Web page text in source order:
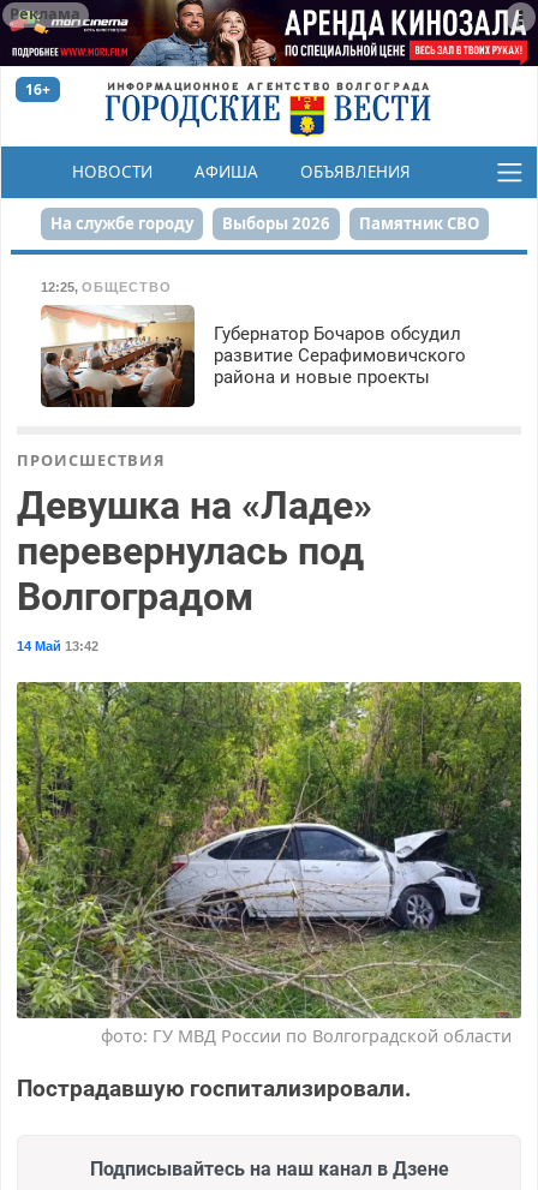
Реклама
16+
НОВОСТИ АФИША ОБЪЯВЛЕНИЯ
КОНКУРСЫ
На службе городу Выборы 2026 Памятник СВО
Набережная День Победы Реконструкция ЦПКиО
80-летие Победы Парк Героев-летчиков
12:25, ОБЩЕСТВО
Губернатор Бочаров обсудил
развитие Серафимовичского
района и новые проекты
ПРОИСШЕСТВИЯ
Девушка на «Ладе»
перевернулась под
Волгоградом
14 Май 13:42
фото: ГУ МВД России по Волгоградской области
Пострадавшую госпитализировали.
Подписывайтесь на наш канал в Дзене